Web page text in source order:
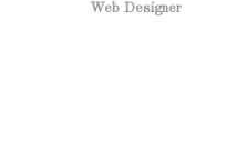
Web Designer
Web Designer